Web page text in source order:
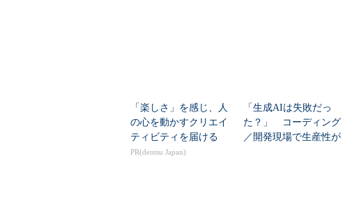
「楽しさ」を感じ、人
の心を動かすクリエイ
ティビティを届ける
PR(dentsu Japan)
「生成AIは失敗だっ
た？」 コーディング
／開発現場で生産性が